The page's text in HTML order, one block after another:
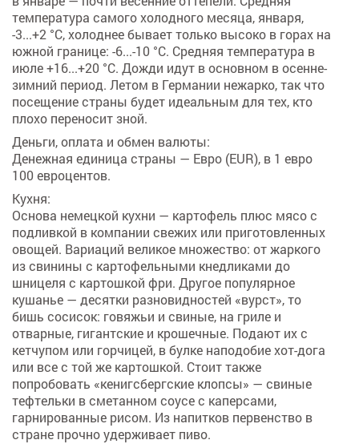
температура самого холодного месяца, января,
-3...+2 °C, холоднее бывает только высоко в горах на
южной границе: -6...-10 °C. Средняя температура в
июле +16...+20 °C. Дожди идут в основном в осенне-
зимний период. Летом в Германии нежарко, так что
посещение страны будет идеальным для тех, кто
плохо переносит зной.
Деньги, оплата и обмен валюты:
Денежная единица страны — Евро (EUR), в 1 евро
100 евроцентов.
Кухня:
Основа немецкой кухни — картофель плюс мясо с
подливкой в компании свежих или приготовленных
овощей. Вариаций великое множество: от жаркого
из свинины с картофельными кнедликами до
шницеля с картошкой фри. Другое популярное
кушанье — десятки разновидностей «вурст», то
бишь сосисок: говяжьи и свиные, на гриле и
отварные, гигантские и крошечные. Подают их с
кетчупом или горчицей, в булке наподобие хот-дога
или все с той же картошкой. Стоит также
попробовать «кенигсбергские клопсы» — свиные
тефтельки в сметанном соусе с каперсами,
гарнированные рисом. Из напитков первенство в
стране прочно удерживает пиво.